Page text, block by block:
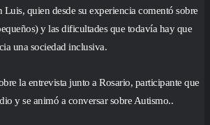
quien desde su experiencia comentó sobre
y las dificultades que todavía hay que
una sociedad inclusiva.
la entrevista junto a Rosario, participante que
y se animó a conversar sobre Autismo..